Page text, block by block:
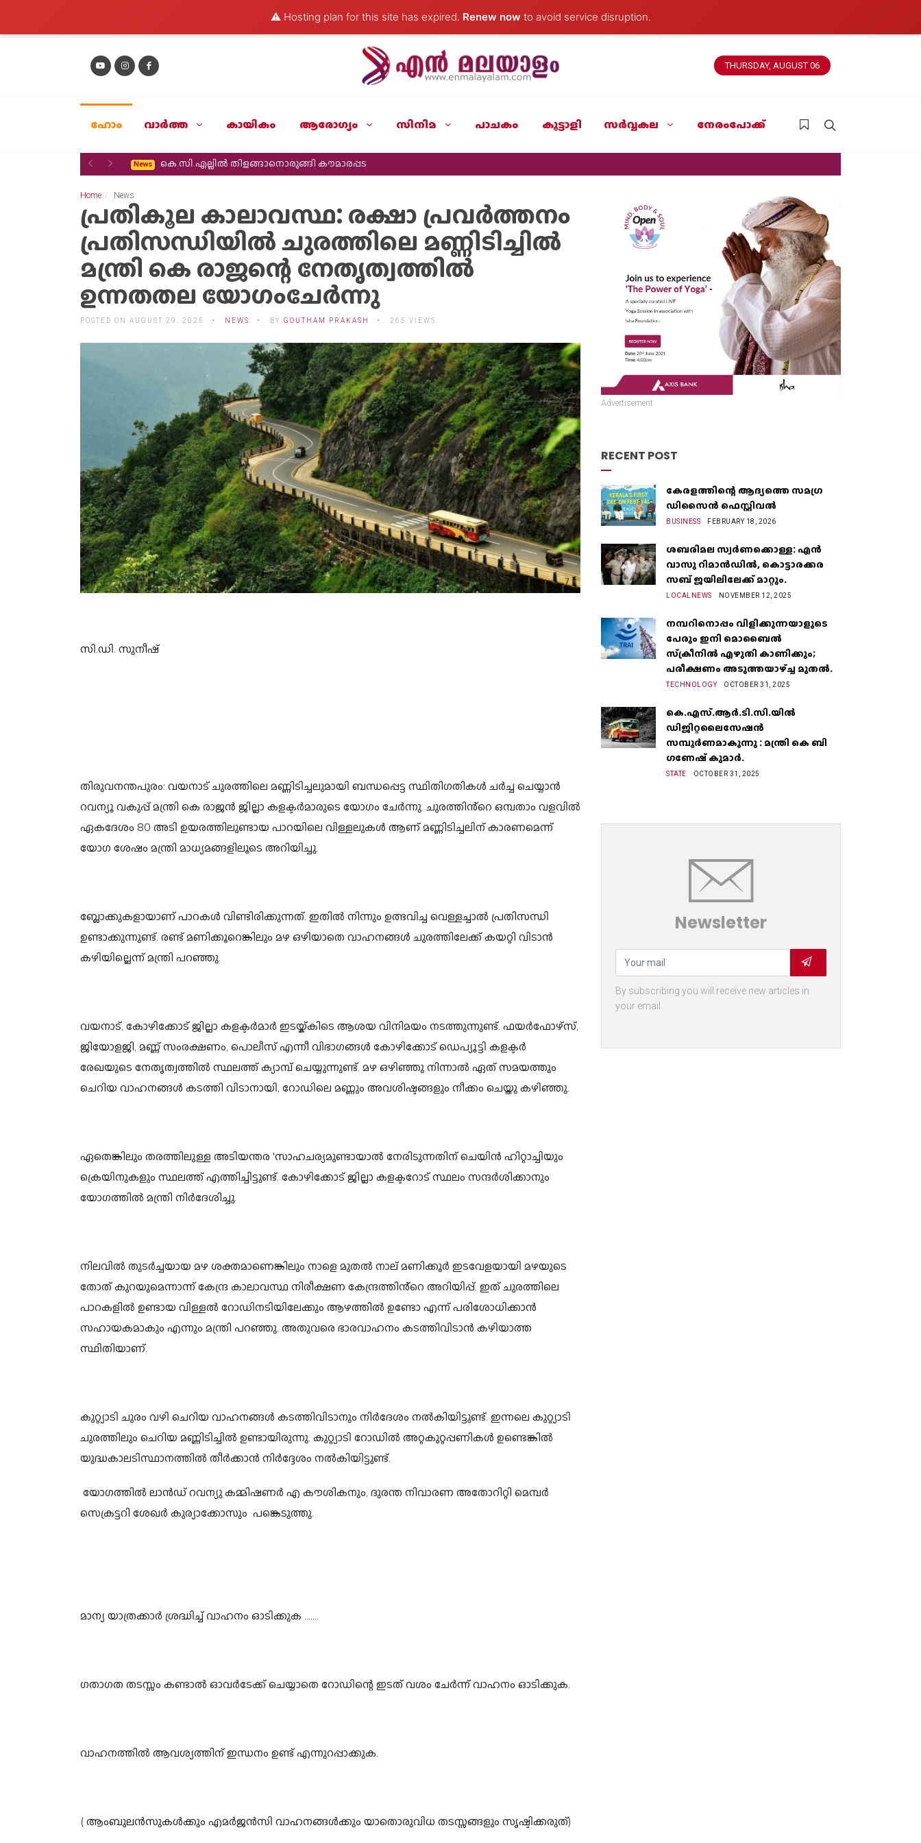
⚠️ Hosting plan for this site has expired. Renew now to avoid service disruption.
THURSDAY, AUGUST 06
ഹോം വാര്‍ത്ത കായികം ആരോഗ്യം സിനിമ പാചകം കൂട്ടാളി സർവ്വകല നേരംപോക്ക്
Previous
NextNews കെ.സി.എല്ലിൽ തിളങ്ങാനൊരുങ്ങി കൗമാരപ്പട
Home News
പ്രതികൂല കാലാവസ്ഥ: രക്ഷാ പ്രവർത്തനം
പ്രതിസന്ധിയിൽ ചുരത്തിലെ മണ്ണിടിച്ചിൽ
മന്ത്രി കെ രാജന്റെ നേതൃത്വത്തിൽ
ഉന്നതതല യോഗംചേർന്നു
POSTED ON AUGUST 29, 2025 NEWS BY GOUTHAM PRAKASH 265 VIEWS
സി.ഡി. സുനീഷ്
തിരുവനന്തപുരം: വയനാട് ചുരത്തിലെ മണ്ണിടിച്ചലുമായി ബന്ധപ്പെട്ട സ്ഥിതിഗതികൾ ചർച്ച ചെയ്യാൻ
റവന്യൂ വകുപ്പ് മന്ത്രി കെ രാജൻ ജില്ലാ കളക്ടർമാരുടെ യോഗം ചേർന്നു. ചുരത്തിൻ്റെ ഒമ്പതാം വളവിൽ
ഏകദേശം 80 അടി ഉയരത്തിലുണ്ടായ പാറയിലെ വിള്ളലുകൾ ആണ് മണ്ണിടിച്ചലിന് കാരണമെന്ന്
യോഗ ശേഷം മന്ത്രി മാധ്യമങ്ങളിലൂടെ അറിയിച്ചു.
ബ്ലോക്കുകളായാണ് പാറകൾ വിണ്ടിരിക്കുന്നത്. ഇതിൽ നിന്നും ഉത്ഭവിച്ച വെള്ളച്ചാൽ പ്രതിസന്ധി
ഉണ്ടാക്കുന്നുണ്ട്. രണ്ട് മണിക്കൂറെങ്കിലും മഴ ഒഴിയാതെ വാഹനങ്ങൾ ചുരത്തിലേക്ക് കയറ്റി വിടാൻ
കഴിയില്ലെന്ന് മന്ത്രി പറഞ്ഞു.
വയനാട്, കോഴിക്കോട് ജില്ലാ കളക്ടർമാർ ഇടയ്ക്കിടെ ആശയ വിനിമയം നടത്തുന്നുണ്ട്. ഫയർഫോഴ്സ്,
ജിയോളജി, മണ്ണ് സംരക്ഷണം, പൊലീസ് എന്നീ വിഭാഗങ്ങൾ കോഴിക്കോട് ഡെപ്യൂട്ടി കളക്ടർ
രേഖയുടെ നേതൃത്വത്തിൽ സ്ഥലത്ത് ക്യാമ്പ് ചെയ്യുന്നുണ്ട്. മഴ ഒഴിഞ്ഞു നിന്നാൽ ഏത് സമയത്തും
ചെറിയ വാഹനങ്ങൾ കടത്തി വിടാനായി, റോഡിലെ മണ്ണും അവശിഷ്ടങ്ങളും നീക്കം ചെയ്തു കഴിഞ്ഞു.
ഏതെങ്കിലും തരത്തിലുള്ള അടിയന്തര 'സാഹചര്യമുണ്ടായാല്‍ നേരിടുന്നതിന് ചെയിന്‍ ഹിറ്റാച്ചിയും
ക്രെയിനുകളും സ്ഥലത്ത് എത്തിച്ചിട്ടുണ്ട്. കോഴിക്കോട് ജില്ലാ കളക്ടറോട് സ്ഥലം സന്ദര്‍ശിക്കാനും
യോഗത്തില്‍ മന്ത്രി നിര്‍ദേശിച്ചു.
നിലവില്‍ തുടർച്ചയായ മഴ ശക്തമാണെങ്കിലും നാളെ മുതൽ നാല് മണിക്കൂർ ഇടവേളയായി മഴയുടെ
തോത് കുറയുമെന്നാന്ന് കേന്ദ്ര കാലാവസ്ഥ നിരീക്ഷണ കേന്ദ്രത്തിൻ്റെ അറിയിപ്പ്. ഇത് ചുരത്തിലെ
പാറകളിൽ ഉണ്ടായ വിള്ളൽ റോഡിനടിയിലേക്കും ആഴത്തിൽ ഉണ്ടോ എന്ന് പരിശോധിക്കാൻ
സഹായകമാകും എന്നും മന്ത്രി പറഞ്ഞു. അതുവരെ ഭാരവാഹനം കടത്തിവിടാൻ കഴിയാത്ത
സ്ഥിതിയാണ്.
കുറ്റ്യാടി ചുരം വഴി ചെറിയ വാഹനങ്ങള്‍ കടത്തിവിടാനും നിര്‍ദേശം നല്‍കിയിട്ടുണ്ട്. ഇന്നലെ കുറ്റ്യാടി
ചുരത്തിലും ചെറിയ മണ്ണിടിച്ചില്‍ ഉണ്ടായിരുന്നു. കുറ്റ്യാടി റോഡിൽ അറ്റകുറ്റപ്പണികൾ ഉണ്ടെങ്കിൽ
യുദ്ധകാലടിസ്ഥാനത്തിൽ തീർക്കാൻ നിർദ്ദേശം നൽകിയിട്ടുണ്ട്.
യോഗത്തില്‍ ലാന്‍ഡ് റവന്യു കമ്മിഷണര്‍ എ കൗശികനും, ദുരന്ത നിവാരണ അതോറിറ്റി മെമ്പര്‍
സെക്രട്ടറി ശേഖര്‍ കുര്യാക്കോസും പങ്കെടുത്തു.
മാന്യ യാത്രക്കാർ ശ്രദ്ധിച്ച് വാഹനം ഓടിക്കുക .......
ഗതാഗത തടസ്സം കണ്ടാൽ ഓവർടേക്ക് ചെയ്യാതെ റോഡിന്റെ ഇടത് വശം ചേർന്ന് വാഹനം ഓടിക്കുക.
വാഹനത്തിൽ ആവശ്യത്തിന് ഇന്ധനം ഉണ്ട് എന്നുറപ്പാക്കുക.
( ആംബുലൻസുകൾക്കും എമർജൻസി വാഹനങ്ങൾക്കും യാതൊരുവിധ തടസ്സങ്ങളും സൃഷ്ടിക്കരുത്)
Advertisement
RECENT POST
കേരളത്തിന്റെ ആദ്യത്തെ സമഗ്ര
ഡിസൈൻ ഫെസ്റ്റിവൽ
BUSINESS FEBRUARY 18, 2026
ശബരിമല സ്വർണക്കൊള്ള: എൻ
വാസു റിമാൻഡിൽ, കൊട്ടാരക്കര
സബ് ജയിലിലേക്ക് മാറ്റും.
LOCALNEWS NOVEMBER 12, 2025
നമ്പറിനൊപ്പം വിളിക്കുന്നയാളുടെ
പേരും ഇനി മൊബൈൽ
സ്‌ക്രീനില്‍ എഴുതി കാണിക്കും;
പരീക്ഷണം അടുത്തയാഴ്‌ച്ച മുതല്‍.
TECHNOLOGY OCTOBER 31, 2025
കെ.എസ്.ആർ.ടി.സി.യിൽ
ഡിജിറ്റലൈസേഷൻ
സമ്പൂർണമാകുന്നു : മന്ത്രി കെ ബി
ഗണേഷ് കുമാർ.
STATE OCTOBER 31, 2025
Newsletter
By subscribing you will receive new articles in
your email.